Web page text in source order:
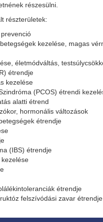
részesülni.
részterületek:
kezelése, magas
életmódváltás,
étrendje
kezelése
(PCOS) étrendi
alatti étrend
hormonális változások
étrendje
(IBS) étrendje
étrendje
felszívódási zavar étrendje